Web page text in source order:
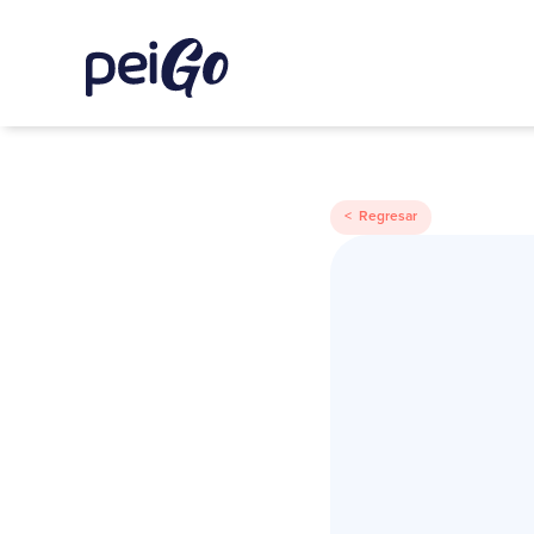
< Regresar